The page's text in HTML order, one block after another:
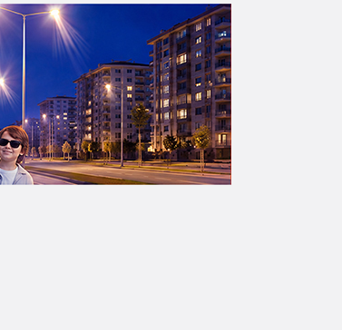
Gündüz Modu
Gündüz modunu seçin.
Gece Modu
Gece modunu seçin.